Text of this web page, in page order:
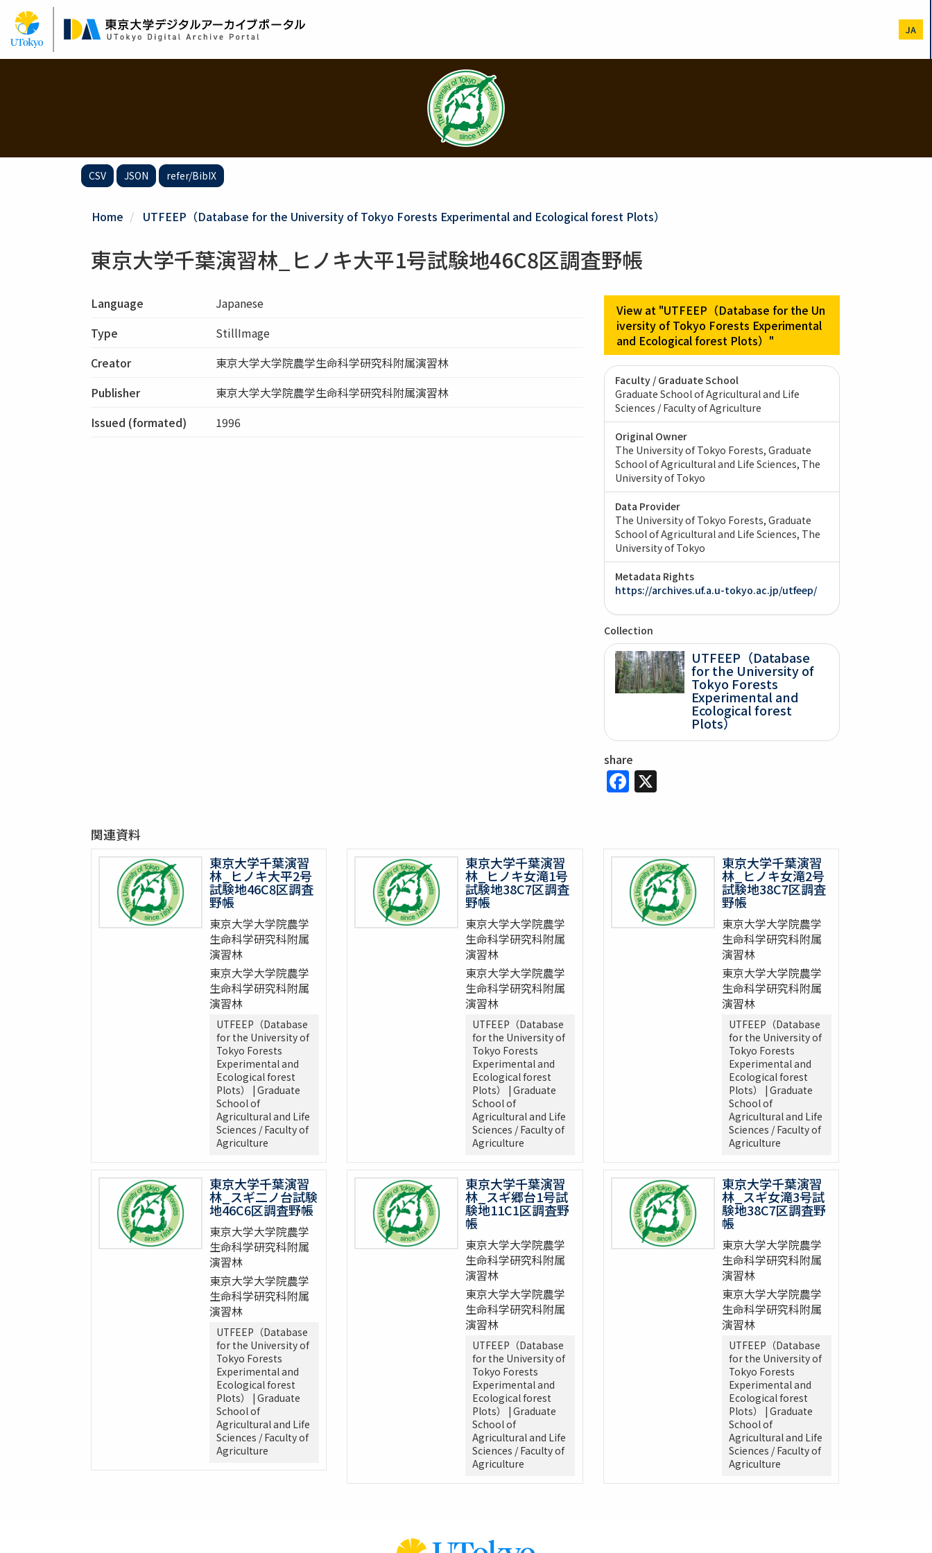
Skip
main
content
JA
CSV JSON refer/BibIX
Home UTFEEP（Database for the University of Tokyo Forests Experimental and Ecological forest Plots）
東京大学千葉演習林_ヒノキ大平1号試験地46C8区調査野帳
Language
Japanese
Type
StillImage
Creator
東京大学大学院農学生命科学研究科附属演習林
Publisher
東京大学大学院農学生命科学研究科附属演習林
Issued (formated)
1996
View at "UTFEEP（Database for the Un
iversity of Tokyo Forests Experimental
and Ecological forest Plots）"
Faculty / Graduate School
Graduate School of Agricultural and Life
Sciences / Faculty of Agriculture
Original Owner
The University of Tokyo Forests, Graduate
School of Agricultural and Life Sciences, The
University of Tokyo
Data Provider
The University of Tokyo Forests, Graduate
School of Agricultural and Life Sciences, The
University of Tokyo
Metadata Rights
https://archives.uf.a.u-tokyo.ac.jp/utfeep/
Collection
UTFEEP（Database
for the University of
Tokyo Forests
Experimental and
Ecological forest
Plots）
share
Facebook
X
関連資料
東京大学千葉演習
林_ヒノキ大平2号
試験地46C8区調査
野帳
東京大学大学院農学
生命科学研究科附属
演習林
東京大学大学院農学
生命科学研究科附属
演習林
UTFEEP（Database
for the University of
Tokyo Forests
Experimental and
Ecological forest
Plots） | Graduate
School of
Agricultural and Life
Sciences / Faculty of
Agriculture
東京大学千葉演習
林_ヒノキ女滝1号
試験地38C7区調査
野帳
東京大学大学院農学
生命科学研究科附属
演習林
東京大学大学院農学
生命科学研究科附属
演習林
UTFEEP（Database
for the University of
Tokyo Forests
Experimental and
Ecological forest
Plots） | Graduate
School of
Agricultural and Life
Sciences / Faculty of
Agriculture
東京大学千葉演習
林_ヒノキ女滝2号
試験地38C7区調査
野帳
東京大学大学院農学
生命科学研究科附属
演習林
東京大学大学院農学
生命科学研究科附属
演習林
UTFEEP（Database
for the University of
Tokyo Forests
Experimental and
Ecological forest
Plots） | Graduate
School of
Agricultural and Life
Sciences / Faculty of
Agriculture
東京大学千葉演習
林_スギ二ノ台試験
地46C6区調査野帳
東京大学大学院農学
生命科学研究科附属
演習林
東京大学大学院農学
生命科学研究科附属
演習林
UTFEEP（Database
for the University of
Tokyo Forests
Experimental and
Ecological forest
Plots） | Graduate
School of
Agricultural and Life
Sciences / Faculty of
Agriculture
東京大学千葉演習
林_スギ郷台1号試
験地11C1区調査野
帳
東京大学大学院農学
生命科学研究科附属
演習林
東京大学大学院農学
生命科学研究科附属
演習林
UTFEEP（Database
for the University of
Tokyo Forests
Experimental and
Ecological forest
Plots） | Graduate
School of
Agricultural and Life
Sciences / Faculty of
Agriculture
東京大学千葉演習
林_スギ女滝3号試
験地38C7区調査野
帳
東京大学大学院農学
生命科学研究科附属
演習林
東京大学大学院農学
生命科学研究科附属
演習林
UTFEEP（Database
for the University of
Tokyo Forests
Experimental and
Ecological forest
Plots） | Graduate
School of
Agricultural and Life
Sciences / Faculty of
Agriculture